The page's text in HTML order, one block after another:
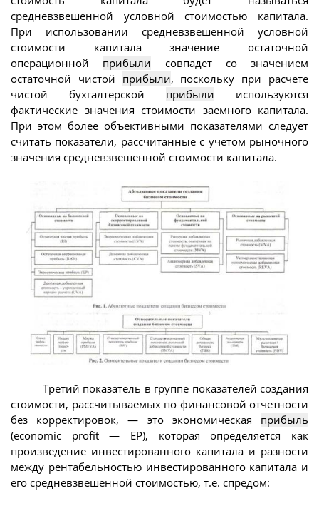
средневзвешенной условной стоимостью капитала.
При использовании средневзвешенной условной
стоимости капитала значение остаточной
операционной прибыли совпадет со значением
остаточной чистой прибыли, поскольку при расчете
чистой бухгалтерской прибыли используются
фактические значения стоимости заемного капитала.
При этом более объективными показателями следует
считать показатели, рассчитанные с учетом рыночного
значения средневзвешенной стоимости капитала.
Третий показатель в группе показателей создания
стоимости, рассчитываемых по финансовой отчетности
без корректировок, — это экономическая прибыль
(economic profit — ЕР), которая определяется как
произведение инвестированного капитала и разности
между рентабельностью инвестированного капитала и
его средневзвешенной стоимостью, т.е. спредом: